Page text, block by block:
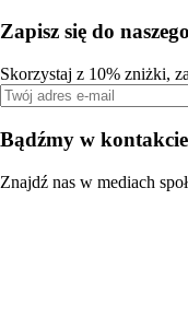
Zapisz się do
Skorzystaj z 10% zniżki,
Bądźmy w kontakcie
Znajdź nas w mediach